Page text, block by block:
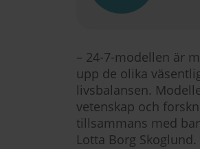
– 24-7-modellen är
upp de olika
livsbalansen.
vetenskap och
tillsammans med
Lotta Borg Skoglund.